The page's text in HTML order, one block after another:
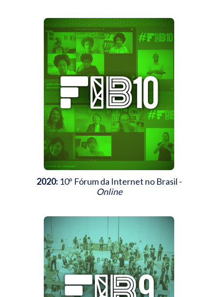
2020:10º Fórum da Internet no Brasil -
Online